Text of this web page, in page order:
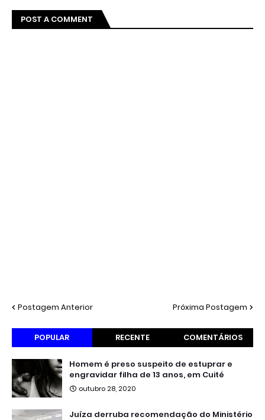
POST A COMMENT
Postagem Anterior Próxima Postagem
POPULAR RECENTE COMENTÁRIOS
Homem é preso suspeito de estuprar e
engravidar filha de 13 anos, em Cuité
outubro 28, 2020
Juíza derruba recomendação do Ministério